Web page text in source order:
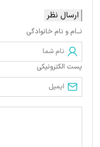
ارسال نظر
نــام و نام خانوادگی
پست الکترونیکی